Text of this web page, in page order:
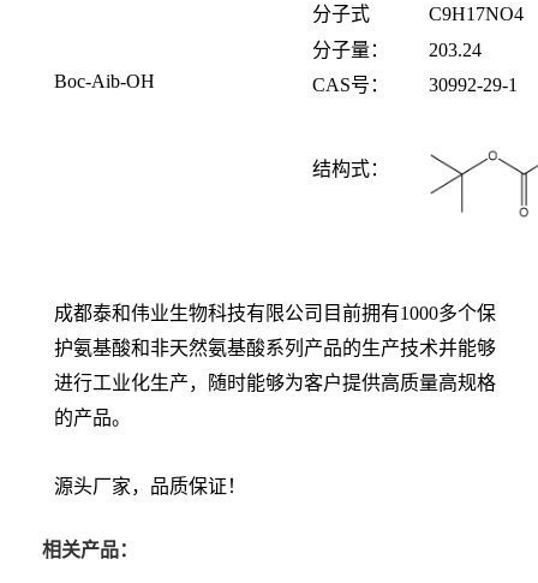
Boc-Aib-OH
分子式
C9H17NO4
分子量：
203.24
CAS号： 30992-29-1
结构式：
成都泰和伟业生物科技有限公司目前拥有1000多个保
护氨基酸和非天然氨基酸系列产品的生产技术并能够
进行工业化生产，随时能够为客户提供高质量高规格
的产品。
源头厂家，品质保证！
相关产品：